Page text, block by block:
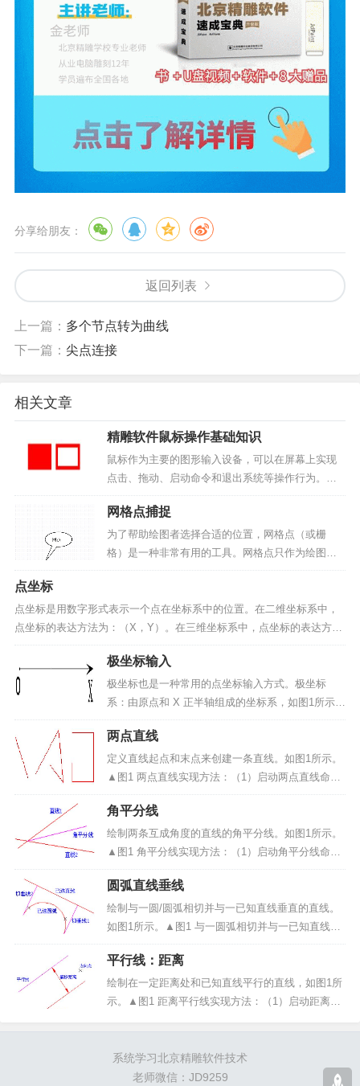
分享给朋友：
返回列表
上一篇： 多个节点转为曲线
下一篇： 尖点连接
相关文章
精雕软件鼠标操作基础知识
鼠标作为主要的图形输入设备，可以在屏幕上实现
点击、拖动、启动命令和退出系统等操作行为。在
精雕软件中，鼠标操作可以完成以下功能：精确定
点拾取操作对象启动菜单命令改变命令的进程结束
运行命令下文总结精雕软件中一些主要的鼠标操作
约定和实现功能。▲图...
网格点捕捉
为了帮助绘图者选择合适的位置，网格点（或栅
格）是一种非常有用的工具。网格点只作为绘图的
辅助工具出现，不是图形的一部分。选择“视图（AL
动，绘图区出现如图2-3所示的栅格网点。▲图1 网
格点捕捉显...
点坐标
点坐标是用数字形式表示一个点在坐标系中的位置。在二维坐标系中，
点坐标的表达方法为：（X，Y）。在三维坐标系中，点坐标的表达方法
为：（X，Y，Z）。其中 X 表示 X 轴坐标值，Y 表示 Y 轴坐标值，Z
表示 Z 轴坐标值。注意：在精雕软件...
极坐标输入
极坐标也是一种常用的点坐标输入方式。极坐标
系：由原点和 X 正半轴组成的坐标系，如图1所示。
▲图1 极坐标系极坐标：在极坐标系中，由角度、长
度来确定另一点位置的坐标。1、极坐标的表示方法
（~长度，角度）或（~ρ，α）。如图2所示。▲图2
极...
两点直线
定义直线起点和末点来创建一条直线。如图1所示。
▲图1 两点直线实现方法：（1）启动两点直线命
令；（2）输入直线起点和末点。操作步骤：1、启
动两点直线命令：点击“曲线绘制”->“直线”菜单项或
绘制工具条中的<两点直线（图2）>...
角平分线
绘制两条互成角度的直线的角平分线。如图1所示。
▲图1 角平分线实现方法：（1）启动角平分线命
令；（2）拾取两条直线；（3）输入角平分线长
度。操作步骤：1、启动角平分线命令：点击“曲线绘
制”->“直线”菜单项或绘制工具条中的<两点...
圆弧直线垂线
绘制与一圆/圆弧相切并与一已知直线垂直的直线。
如图1所示。▲图1 与一圆弧相切并与一已知直线垂
直的直线(X表示圆弧的拾取位置)实现方法：（1）启
动圆弧直线垂线命令；（2）拾取要相切的圆弧/圆；
（3）拾取要垂直的直线。操作步骤：1、启动圆弧
直...
平行线：距离
绘制在一定距离处和已知直线平行的直线，如图1所
示。▲图1 距离平行线实现方法：（1）启动距离平
令：点击“绘制”-> “直线”菜单项或绘制工具条...
系统学习北京精雕软件技术
老师微信：JD9259